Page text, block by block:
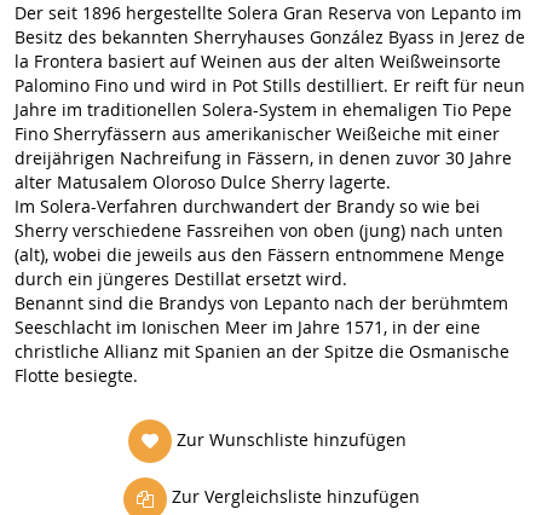
Der seit 1896 hergestellte Solera Gran Reserva von Lepanto im
Besitz des bekannten Sherryhauses González Byass in Jerez de
la Frontera basiert auf Weinen aus der alten Weißweinsorte
Palomino Fino und wird in Pot Stills destilliert. Er reift für neun
Jahre im traditionellen Solera-System in ehemaligen Tio Pepe
Fino Sherryfässern aus amerikanischer Weißeiche mit einer
dreijährigen Nachreifung in Fässern, in denen zuvor 30 Jahre
alter Matusalem Oloroso Dulce Sherry lagerte.
Im Solera-Verfahren durchwandert der Brandy so wie bei
Sherry verschiedene Fassreihen von oben (jung) nach unten
(alt), wobei die jeweils aus den Fässern entnommene Menge
durch ein jüngeres Destillat ersetzt wird.
Benannt sind die Brandys von Lepanto nach der berühmtem
Seeschlacht im Ionischen Meer im Jahre 1571, in der eine
christliche Allianz mit Spanien an der Spitze die Osmanische
Flotte besiegte.
Zur Wunschliste hinzufügen
Zur Vergleichsliste hinzufügen